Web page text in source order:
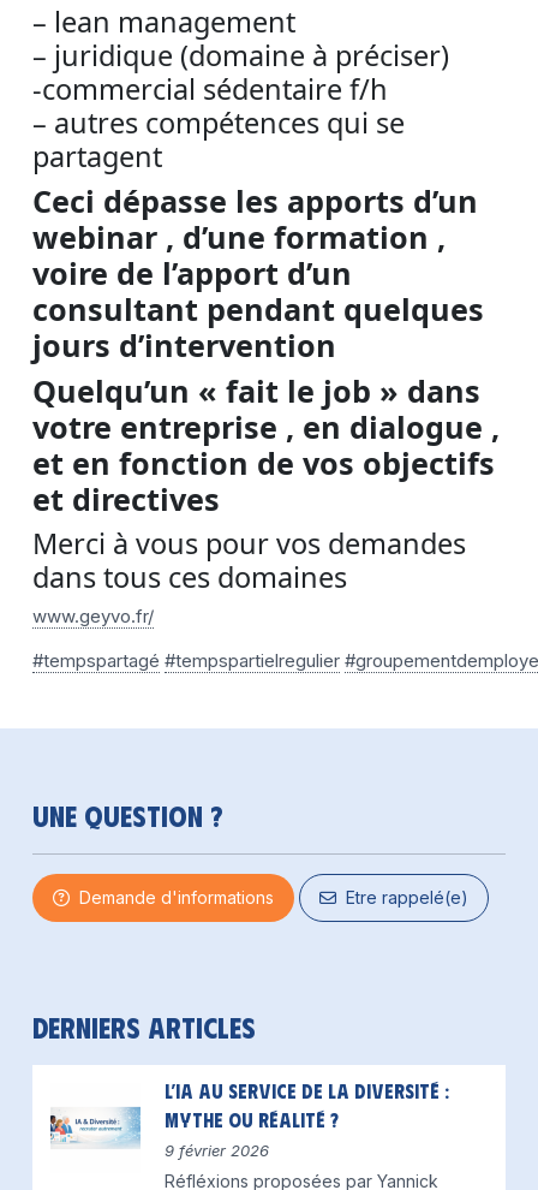
– lean management
– juridique (domaine à préciser)
-commercial sédentaire f/h
– autres compétences qui se
partagent
Ceci dépasse les apports d’un
webinar , d’une formation ,
voire de l’apport d’un
consultant pendant quelques
jours d’intervention
Quelqu’un « fait le job » dans
votre entreprise , en dialogue ,
et en fonction de vos objectifs
et directives
Merci à vous pour vos demandes
dans tous ces domaines
www.geyvo.fr/
#tempspartagé #tempspartielregulier
Une question ?
Demande d'informations Etre rappelé(e)
Derniers articles
L’IA au service de la diversité :
mythe ou réalité ?
9 février 2026
Réfléxions proposées par Yannick